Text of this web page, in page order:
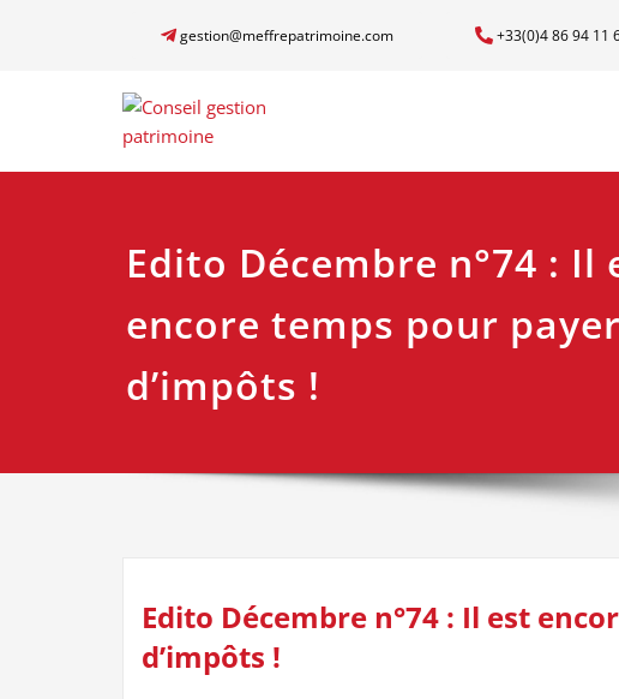
gestion@meffrepatrimoine.com +33(0)4 86 94 11
Edito Décembre n°74 : Il
encore temps pour
d’impôts !
Edito Décembre n°74 : Il est
d’impôts !